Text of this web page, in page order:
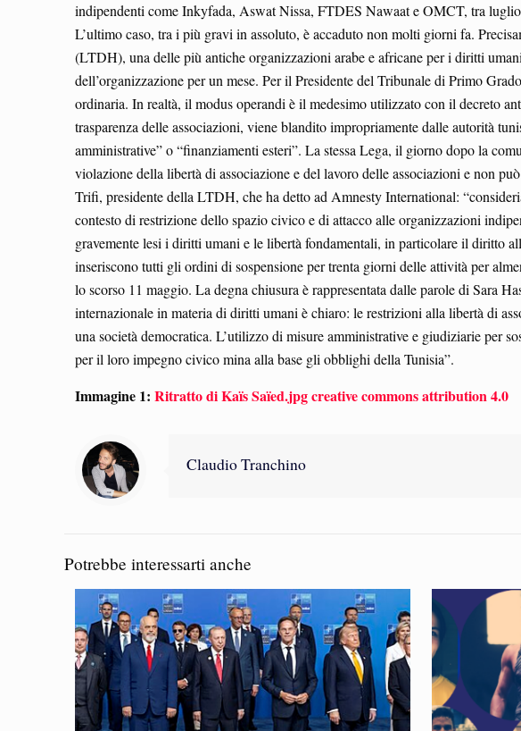
indipendenti come Inkyfada, Aswat Nissa, FTDES Nawaat e OMCT, tra
L’ultimo caso, tra i più gravi in assoluto, è accaduto non molti giorni fa.
(LTDH), una delle più antiche organizzazioni arabe e africane per i diritti
dell’organizzazione per un mese. Per il Presidente del Tribunale di Primo
ordinaria. In realtà, il modus operandi è il medesimo utilizzato con il decreto
trasparenza delle associazioni, viene blandito impropriamente dalle autorità
amministrative” o “finanziamenti esteri”. La stessa Lega, il giorno dopo la
violazione della libertà di associazione e del lavoro delle associazioni e non
Trifi, presidente della LTDH, che ha detto ad Amnesty International:
contesto di restrizione dello spazio civico e di attacco alle organizzazioni
gravemente lesi i diritti umani e le libertà fondamentali, in particolare il diritto
inseriscono tutti gli ordini di sospensione per trenta giorni delle attività per
lo scorso 11 maggio. La degna chiusura è rappresentata dalle parole di
internazionale in materia di diritti umani è chiaro: le restrizioni alla libertà di
una società democratica. L’utilizzo di misure amministrative e giudiziarie per
per il loro impegno civico mina alla base gli obblighi della Tunisia”.
Immagine 1: Ritratto di Kaïs Saïed.jpgcreative commons attribution 4.0
Claudio Tranchino
Potrebbe interessarti anche